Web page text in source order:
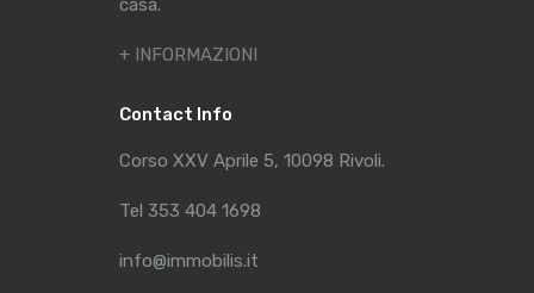
casa.
+ INFORMAZIONI
Contact Info
Corso XXV Aprile 5, 10098 Rivoli.
Tel 353 404 1698
info@immobilis.it